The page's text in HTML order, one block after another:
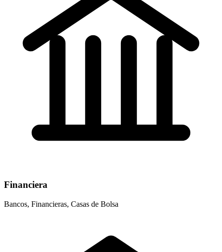
Financiera
Bancos, Financieras, Casas de Bolsa